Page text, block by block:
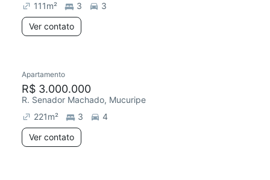
111m² 3
3
Ver contato
Apartamento
R$ 3.000.000
R. Senador Machado, Mucuripe
221m² 3
4
Ver contato